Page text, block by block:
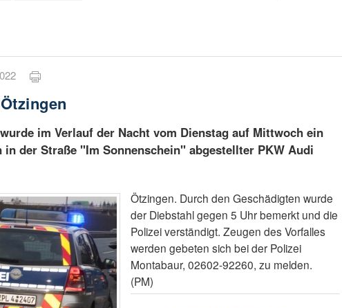
im Verlauf der Nacht vom Dienstag auf Mittwoch ein
in der Straße "Im Sonnenschein" abgestellter PKW Audi
Ötzingen. Durch den Geschädigten wurde
der Diebstahl gegen 5 Uhr bemerkt und die
Polizei verständigt. Zeugen des Vorfalles
werden gebeten sich bei der Polizei
Montabaur, 02602-92260, zu melden.
(PM)